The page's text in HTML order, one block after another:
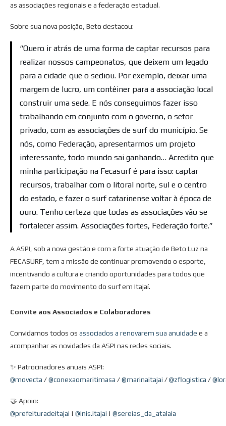
as associações regionais e a federação estadual.
Sobre sua nova posição, Beto destacou:
“Quero ir atrás de uma forma de captar recursos para
realizar nossos campeonatos, que deixem um legado
para a cidade que o sediou. Por exemplo, deixar uma
margem de lucro, um contêiner para a associação local
construir uma sede. E nós conseguimos fazer isso
trabalhando em conjunto com o governo, o setor
privado, com as associações de surf do município. Se
nós, como Federação, apresentarmos um projeto
interessante, todo mundo sai ganhando… Acredito que
minha participação na Fecasurf é para isso: captar
recursos, trabalhar com o litoral norte, sul e o centro
do estado, e fazer o surf catarinense voltar à época de
ouro. Tenho certeza que todas as associações vão se
fortalecer assim. Associações fortes, Federação forte.”
A ASPI, sob a nova gestão e com a forte atuação de Beto Luz na
FECASURF, tem a missão de continuar promovendo o esporte,
incentivando a cultura e criando oportunidades para todos que
fazem parte do movimento do surf em Itajaí.
Convite aos Associados e Colaboradores
Convidamos todos os associados a renovarem sua anuidade e a
acompanhar as novidades da ASPI nas redes sociais.
✨ Patrocinadores anuais ASPI:
@movecta /@conexaomaritimasa /@marinaitajai /@zflogistica /
🤝 Apoio:
@prefeituradeitajai | @inis.itajai | @sereias_da_atalaia